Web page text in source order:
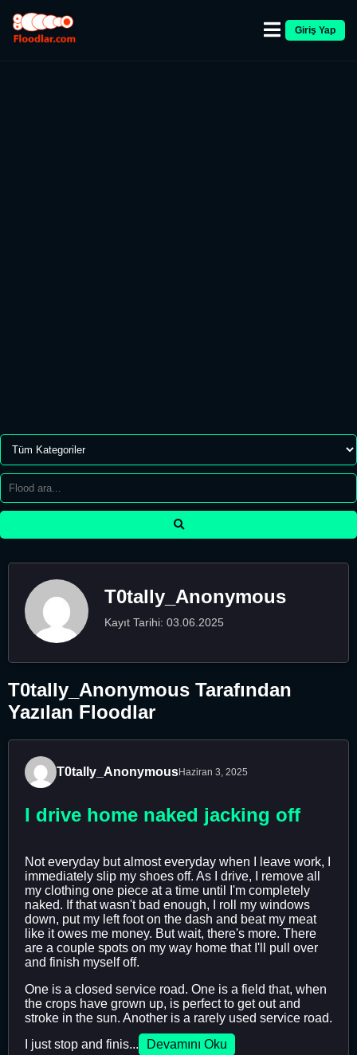
Giriş Yap
T0tally_Anonymous
Kayıt Tarihi: 03.06.2025
T0tally_Anonymous Tarafından
Yazılan Floodlar
T0tally_AnonymousHaziran 3, 2025
I drive home naked jacking off
Not everyday but almost everyday when I leave work, I
immediately slip my shoes off. As I drive, I remove all
my clothing one piece at a time until I'm completely
naked. If that wasn't bad enough, I roll my windows
down, put my left foot on the dash and beat my meat
like it owes me money. But wait, there's more. There
are a couple spots on my way home that I'll pull over
and finish myself off.
One is a closed service road. One is a field that, when
the crops have grown up, is perfect to get out and
stroke in the sun. Another is a rarely used service road.
I just stop and finis...
Devamını Oku